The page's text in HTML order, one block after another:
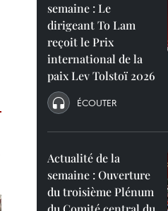
semaine : Le
dirigeant To Lam
reçoit le Prix
international de la
paix Lev Tolstoï 2026
ÉCOUTER
Actualité de la
semaine : Ouverture
du troisième Plénum